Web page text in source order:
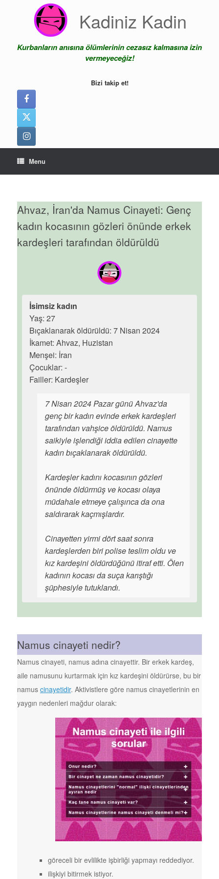
Kadiniz Kadin
Kurbanların anısına ölümlerinin cezasız kalmasına izin
vermeyeceğiz!
Bizi takip et!
Menu
Ahvaz, İran'da Namus Cinayeti: Genç
kadın kocasının gözleri önünde erkek
kardeşleri tarafından öldürüldü
İsimsiz kadın
Yaş: 27
Bıçaklanarak öldürüldü: 7 Nisan 2024
İkamet: Ahvaz, Huzistan
Menşei: İran
Çocuklar: -
Failler: Kardeşler
7 Nisan 2024 Pazar günü Ahvaz'da
genç bir kadın evinde erkek kardeşleri
tarafından vahşice öldürüldü. Namus
saikiyle işlendiği iddia edilen cinayette
kadın bıçaklanarak öldürüldü.
Kardeşler kadını kocasının gözleri
önünde öldürmüş ve kocası olaya
müdahale etmeye çalışınca da ona
saldırarak kaçmışlardır.
Cinayetten yirmi dört saat sonra
kardeşlerden biri polise teslim oldu ve
kız kardeşini öldürdüğünü itiraf etti. Ölen
kadının kocası da suça karıştığı
şüphesiyle tutuklandı.
Namus cinayeti nedir?
Namus cinayeti, namus adına cinayettir. Bir erkek kardeş,
aile namusunu kurtarmak için kız kardeşini öldürürse, bu bir
namus cinayetidir. Aktivistlere göre namus cinayetlerinin en
yaygın nedenleri mağdur olarak:
göreceli bir evlilikte işbirliği yapmayı reddediyor.
ilişkiyi bitirmek istiyor.